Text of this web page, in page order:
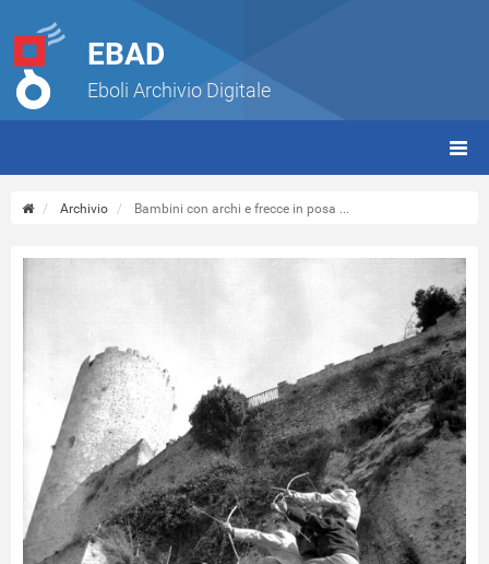
EBAD
Eboli Archivio Digitale
Archivio Bambini con archi e frecce in posa ...